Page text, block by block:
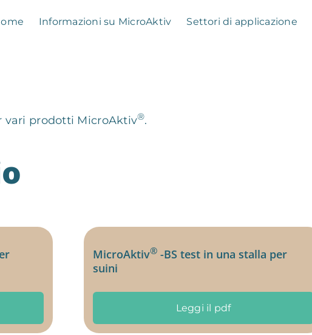
Informazioni su MicroAktiv Settori di applicazione
vari prodotti MicroAktiv®.
MicroAktiv® -BS test in una stalla per
suini
Leggi il pdf